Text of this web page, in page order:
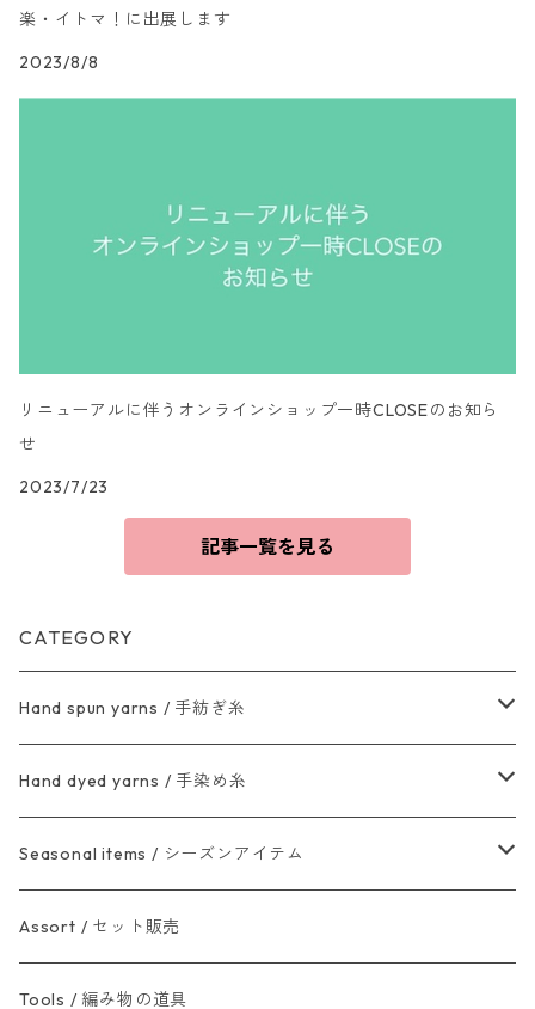
楽・イトマ！に出展します
2023/8/8
リニューアルに伴うオンラインショップ一時CLOSEのお知ら
せ
2023/7/23
記事一覧を見る
CATEGORY
Hand spun yarns / 手紡ぎ糸
2ply・3ply / 双糸など
Art yarns / アートヤーン
skein / カセ
card / カード巻
Other / その他
Hand dyed yarns / 手染め糸
Sock yarn / ソックヤーン
Wool yarn / ウール
Fancy yarn /素材糸
Seasonal items / シーズンアイテム
Halloween / ハロウィン
Holiday season / クリスマス・新年
Assort / セット販売
Tools / 編み物の道具